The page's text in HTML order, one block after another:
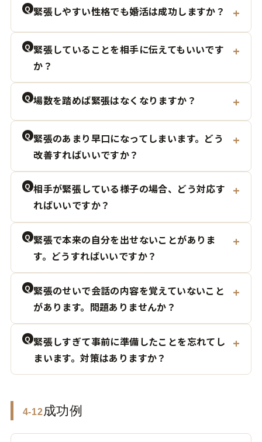
Q 緊張しやすい性格でも婚活は成功しますか？
Q 緊張していることを相手に伝えてもいいです
か？
Q 場数を踏めば緊張はなくなりますか？
Q 緊張のあまり早口になってしまいます。どう
改善すればいいですか？
Q 相手が緊張している様子の場合、どう対応す
ればいいですか？
Q 緊張で本来の自分を出せないことがありま
す。どうすればいいですか？
Q 緊張のせいで会話の内容を覚えていないこと
があります。問題ありませんか？
Q 緊張しすぎて事前に準備したことを忘れてし
まいます。対策はありますか？
4-12成功例